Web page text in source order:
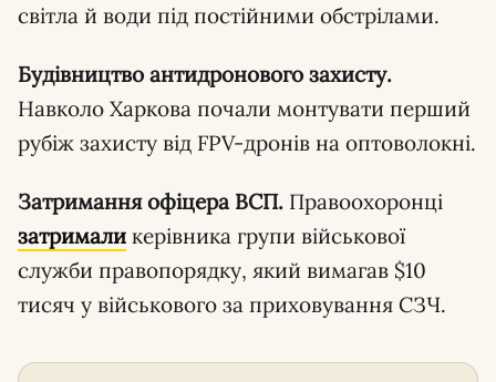
світла й води під постійними обстрілами.
Будівництво антидронового захисту.
Навколо Харкова почали монтувати перший
рубіж захисту від FPV-дронів на оптоволокні.
Затримання офіцера ВСП. Правоохоронці
затримали керівника групи військової
служби правопорядку, який вимагав $10
тисяч у військового за приховування СЗЧ.